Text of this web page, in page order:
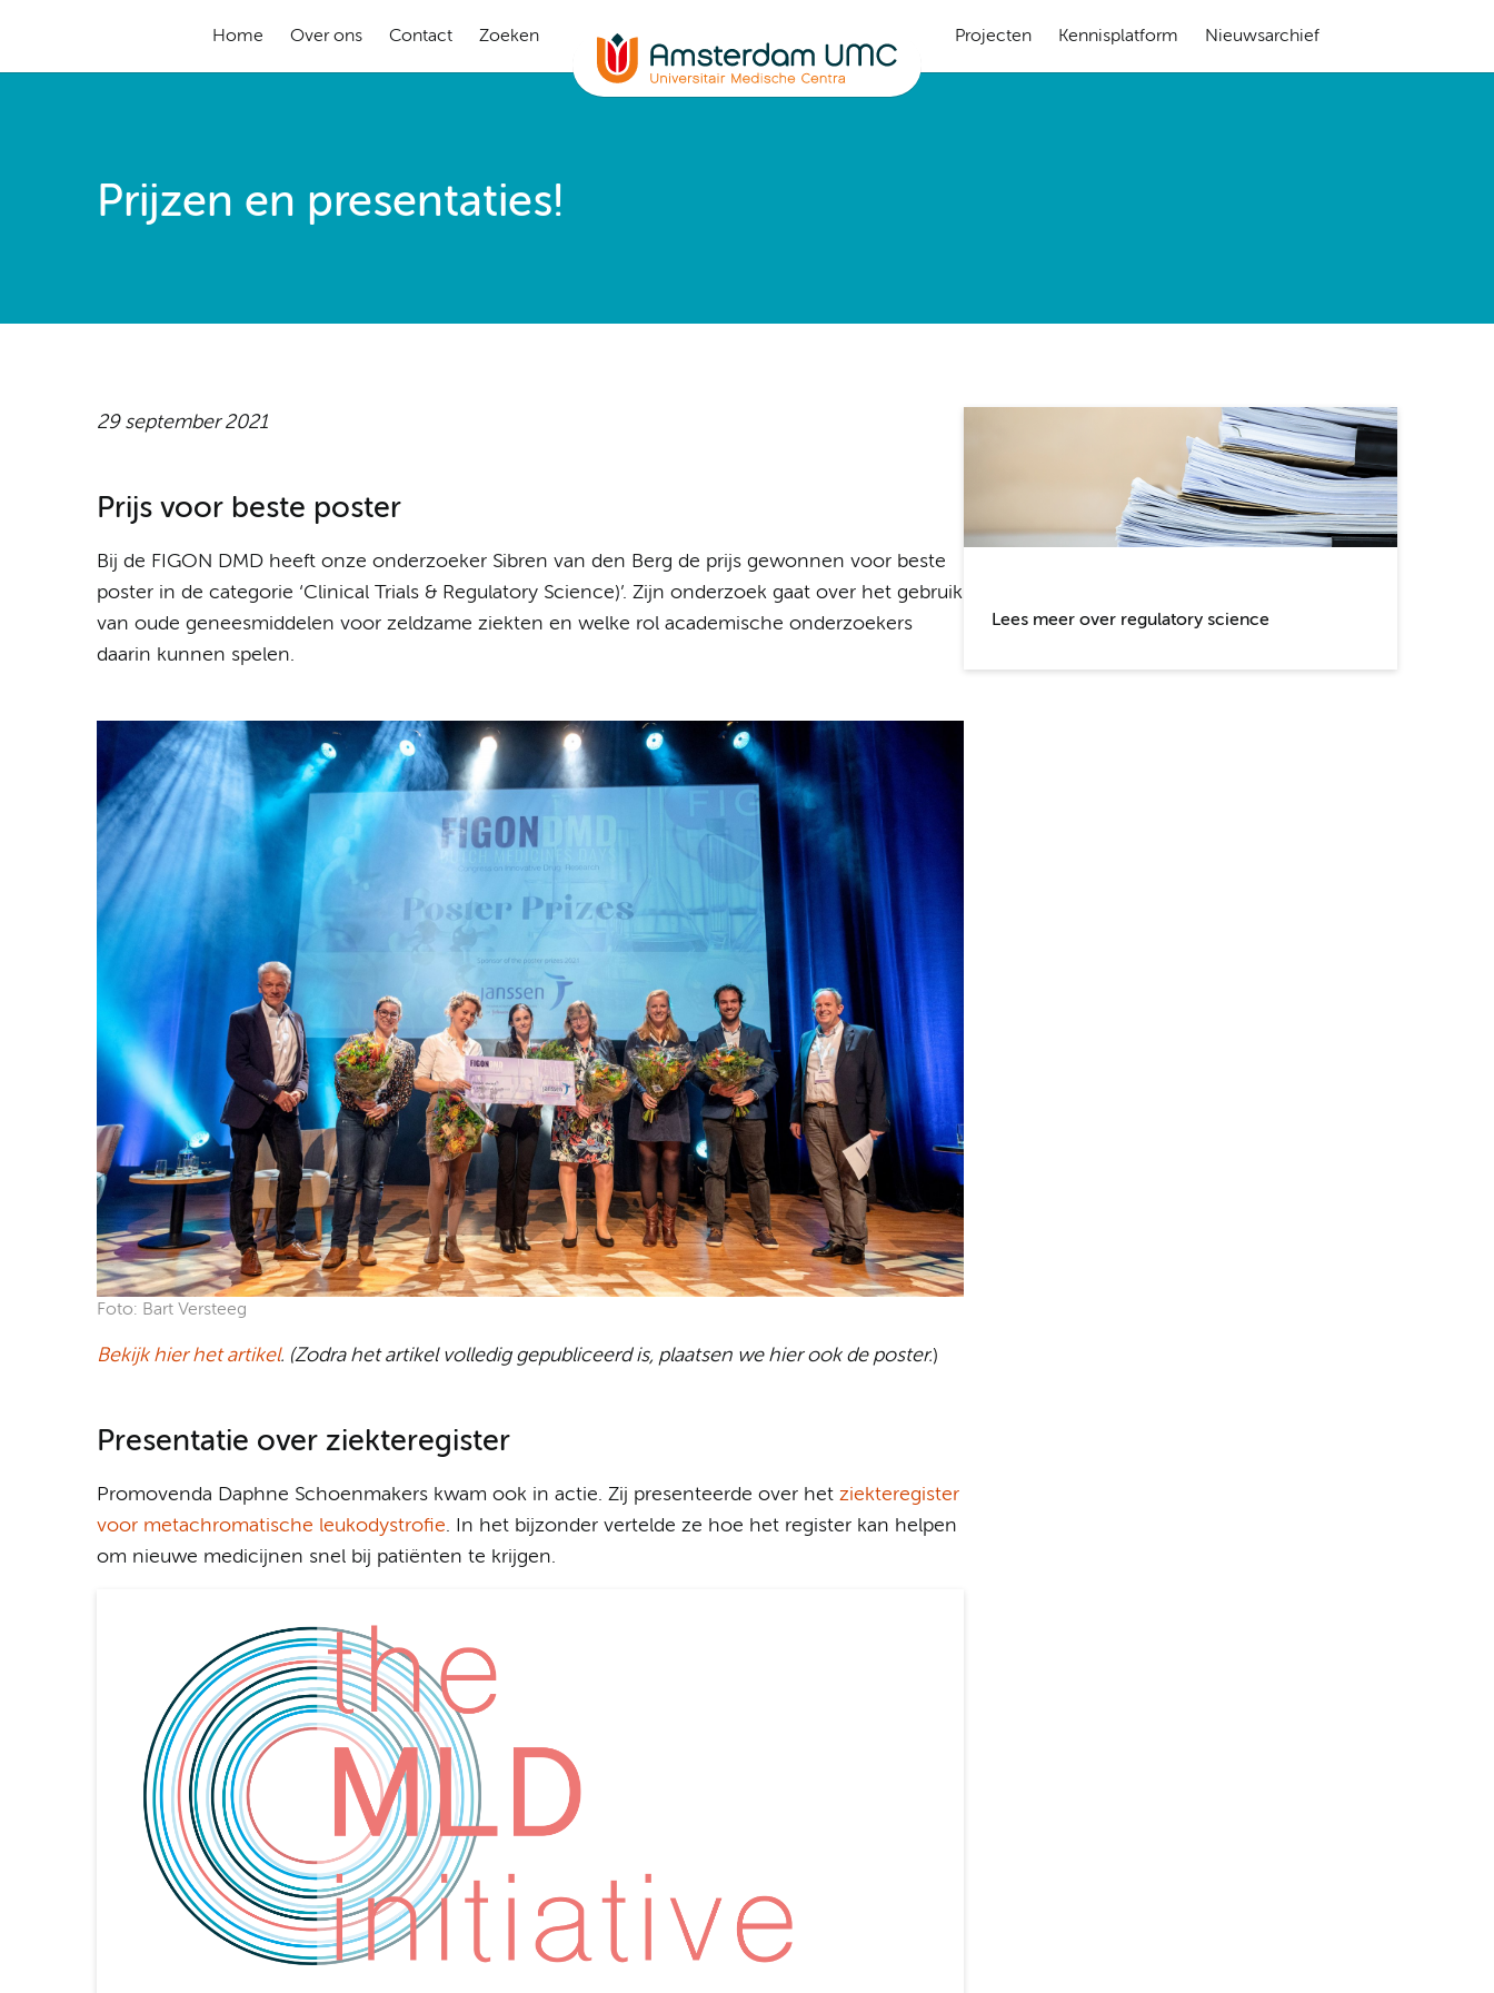
Home Over ons Contact Zoeken Projecten Kennisplatform Nieuwsarchief
Prijzen en presentaties!
29 september 2021
Prijs voor beste poster
Bij de FIGON DMD heeft onze onderzoeker Sibren van den Berg de prijs gewonnen voor beste
poster in de categorie ‘Clinical Trials & Regulatory Science)’. Zijn onderzoek gaat over het gebruik
van oude geneesmiddelen voor zeldzame ziekten en welke rol academische onderzoekers
daarin kunnen spelen.
Foto: Bart Versteeg
Bekijk hier het artikel. (Zodra het artikel volledig gepubliceerd is, plaatsen we hier ook de poster.)
Presentatie over ziekteregister
Promovenda Daphne Schoenmakers kwam ook in actie. Zij presenteerde over het ziekteregister
voor metachromatische leukodystrofie. In het bijzonder vertelde ze hoe het register kan helpen
om nieuwe medicijnen snel bij patiënten te krijgen.
Lees meer over regulatory science